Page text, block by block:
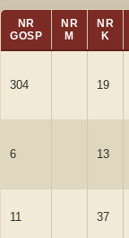
NR
GOSP
NR
M
NR
K
304 19
6 13
11 37